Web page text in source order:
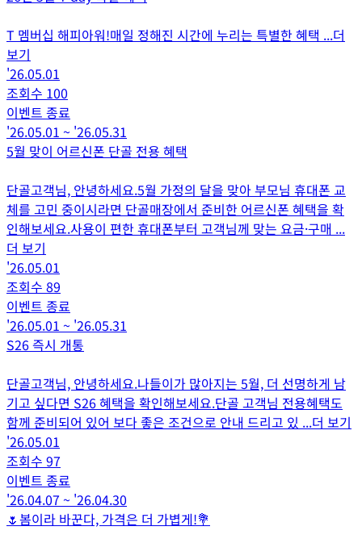
T 멤버십 해피아워!매일 정해진 시간에 누리는 특별한 혜택 ...더
보기
'26.05.01
조회수 100
이벤트 종료
'26.05.01 ~ '26.05.31
5월 맞이 어르신폰 단골 전용 혜택
단골고객님, 안녕하세요.5월 가정의 달을 맞아 부모님 휴대폰 교
체를 고민 중이시라면 단골매장에서 준비한 어르신폰 혜택을 확
인해보세요.사용이 편한 휴대폰부터 고객님께 맞는 요금·구매 ...
더 보기
'26.05.01
조회수 89
이벤트 종료
'26.05.01 ~ '26.05.31
S26 즉시 개통
단골고객님, 안녕하세요.나들이가 많아지는 5월, 더 선명하게 남
기고 싶다면 S26 혜택을 확인해보세요.단골 고객님 전용혜택도
함께 준비되어 있어 보다 좋은 조건으로 안내 드리고 있 ...더 보기
'26.05.01
조회수 97
이벤트 종료
'26.04.07 ~ '26.04.30
🌷봄이라 바꾼다, 가격은 더 가볍게!💐